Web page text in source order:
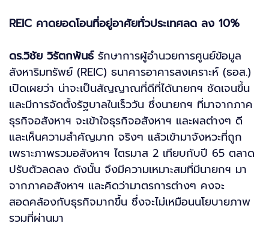
REIC คาดยอดโอนที่อยู่อาศัยทั่วประเทศลด ลง 10%
ดร.วิชัย วิรัตกพันธ์รักษาการผู้อำนวยการศูนย์ข้อมูล
สังหาริมทรัพย์ (REIC) ธนาคารอาคารสงเคราะห์ (ธอส.)
เปิดเผยว่า น่าจะเป็นสัญญาณที่ดีที่ได้นายกฯ ชัดเจนขึ้น
และมีการจัดตั้งรัฐบาลในเร็ววัน ซึ่งนายกฯ ที่มาจากภาค
ธุรกิจอสังหาฯ จะเข้าใจธุรกิจอสังหาฯ และผลต่างๆ ดี
และเห็นความสำคัญมาก จริงๆ แล้วเข้ามาจังหวะที่ถูก
เพราะภาพรวมอสังหาฯ ไตรมาส 2 เทียบกับปี 65 ตลาด
ปรับตัวลดลง ดังนั้น จึงมีความเหมาะสมที่มีนายกฯ มา
จากภาคอสังหาฯ และคิดว่ามาตรการต่างๆ คงจะ
สอดคล้องกับธุรกิจมากขึ้น ซึ่งจะไม่เหมือนนโยบายภาพ
รวมที่ผ่านมา